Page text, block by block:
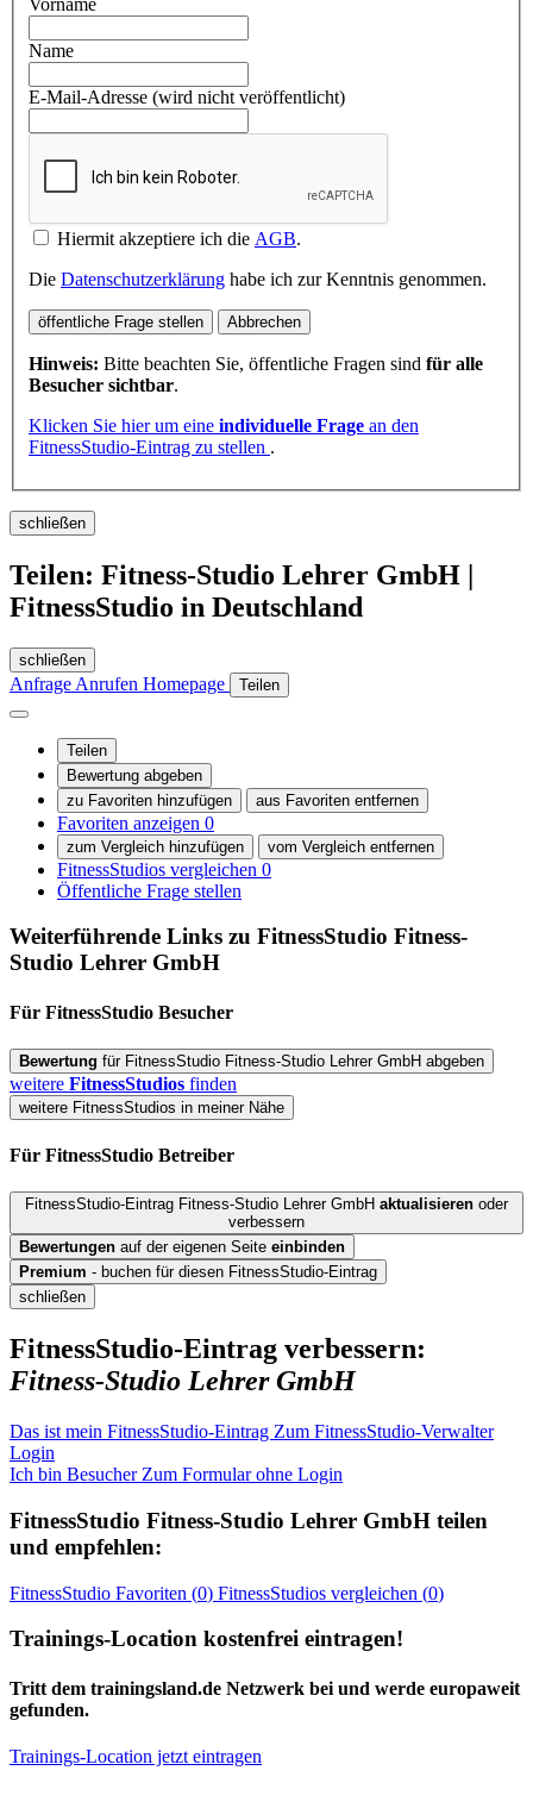
Name
E-Mail-Adresse (wird nicht veröffentlicht)
Hiermit akzeptiere ich die AGB.
Die Datenschutzerklärung habe ich zur Kenntnis genommen.
öffentliche Frage stellen Abbrechen
Hinweis: Bitte beachten Sie, öffentliche Fragen sind für alle
Besucher sichtbar.
Klicken Sie hier um eine individuelle Frage an den
FitnessStudio-Eintrag zu stellen .
schließen
Teilen: Fitness-Studio Lehrer GmbH |
FitnessStudio in Deutschland
schließen
Anfrage Anrufen Homepage Teilen
Teilen
Bewertung abgeben
zu Favoriten hinzufügen
aus Favoriten entfernen
Favoriten anzeigen 0
zum Vergleich hinzufügen vom Vergleich entfernen
FitnessStudios vergleichen 0
Öffentliche Frage stellen
Weiterführende Links zu FitnessStudio Fitness-
Studio Lehrer GmbH
Für FitnessStudio Besucher
Bewertung für FitnessStudio Fitness-Studio Lehrer GmbH abgeben
weitere FitnessStudios finden
weitere FitnessStudios in meiner Nähe
Für FitnessStudio Betreiber
FitnessStudio-Eintrag Fitness-Studio Lehrer GmbH aktualisieren oder
verbessern
Bewertungen auf der eigenen Seite einbinden
Premium - buchen für diesen FitnessStudio-Eintrag
schließen
FitnessStudio-Eintrag verbessern:
Fitness-Studio Lehrer GmbH
Das ist mein FitnessStudio-Eintrag Zum FitnessStudio-Verwalter
Login
Ich bin Besucher Zum Formular ohne Login
FitnessStudio Fitness-Studio Lehrer GmbH teilen
und empfehlen:
FitnessStudio Favoriten (0) FitnessStudios vergleichen (0)
Trainings-Location kostenfrei eintragen!
Tritt dem trainingsland.de Netzwerk bei und werde europaweit
gefunden.
Trainings-Location jetzt eintragen